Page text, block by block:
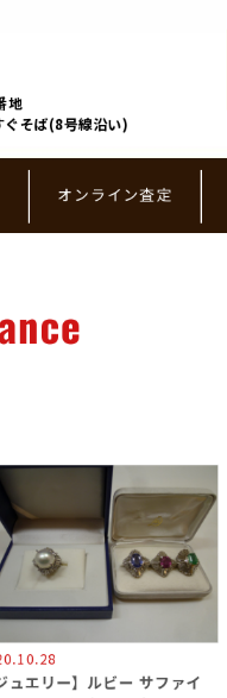
地
ぐそば(8号線沿い)
オンライン査定
ュエリー】ルビー サファイ